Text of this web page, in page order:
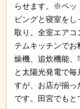
らせます。※ペッ
ビングと寝室を
取り。全室エアコ
テムキッチンでお
燥機、追炊機能、
と太陽光発電で
すが、お店が揃っ
です。田宮でもと